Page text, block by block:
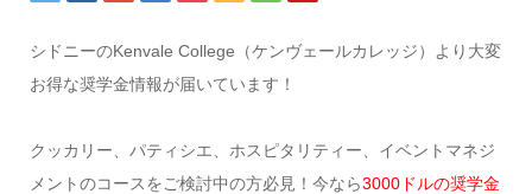
シドニーのKenvale College（ケンヴェールカレッジ）より大変
お得な奨学金情報が届いています！
クッカリー、パティシエ、ホスピタリティー、イベントマネジ
メントのコースをご検討中の方必見！今なら3000ドルの奨学金